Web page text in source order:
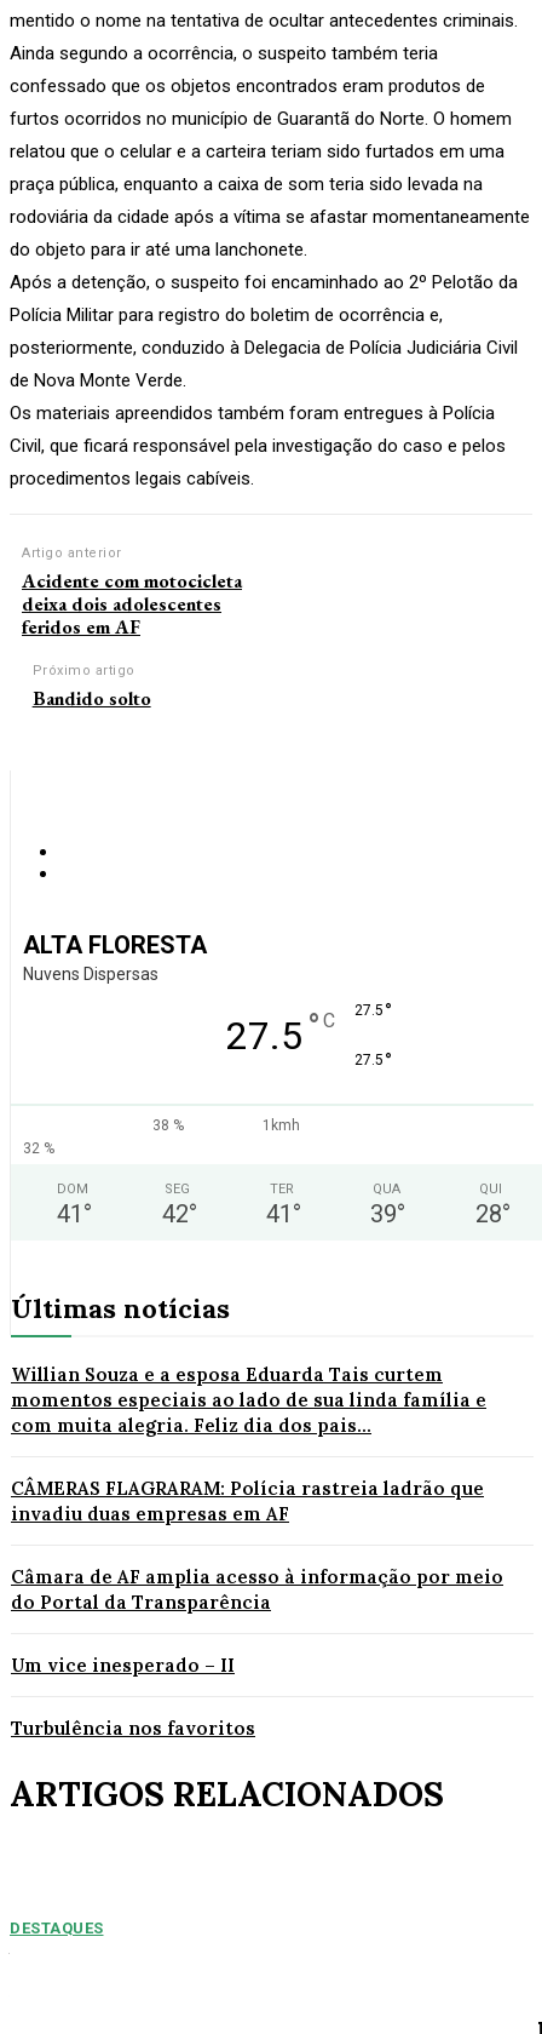
mentido o nome na tentativa de ocultar antecedentes criminais.
Ainda segundo a ocorrência, o suspeito também teria
confessado que os objetos encontrados eram produtos de
furtos ocorridos no município de Guarantã do Norte. O homem
relatou que o celular e a carteira teriam sido furtados em uma
praça pública, enquanto a caixa de som teria sido levada na
rodoviária da cidade após a vítima se afastar momentaneamente
do objeto para ir até uma lanchonete.
Após a detenção, o suspeito foi encaminhado ao 2º Pelotão da
Polícia Militar para registro do boletim de ocorrência e,
posteriormente, conduzido à Delegacia de Polícia Judiciária Civil
de Nova Monte Verde.
Os materiais apreendidos também foram entregues à Polícia
Civil, que ficará responsável pela investigação do caso e pelos
procedimentos legais cabíveis.
Artigo anterior
Acidente com motocicleta
deixa dois adolescentes
feridos em AF
Próximo artigo
Bandido solto
ALTA FLORESTA
Nuvens Dispersas
27.5 ° C 27.5 °
27.5 °
38 %
1kmh
32 %
DOM
41 °
SEG
42°
TER
41 °
QUA
39°
QUI
28°
Últimas notícias
Willian Souza e a esposa Eduarda Tais curtem
momentos especiais ao lado de sua linda família e
com muita alegria. Feliz dia dos pais...
CÂMERAS FLAGRARAM: Polícia rastreia ladrão que
invadiu duas empresas em AF
Câmara de AF amplia acesso à informação por meio
do Portal da Transparência
Um vice inesperado – II
Turbulência nos favoritos
ARTIGOS RELACIONADOS
DESTAQUES